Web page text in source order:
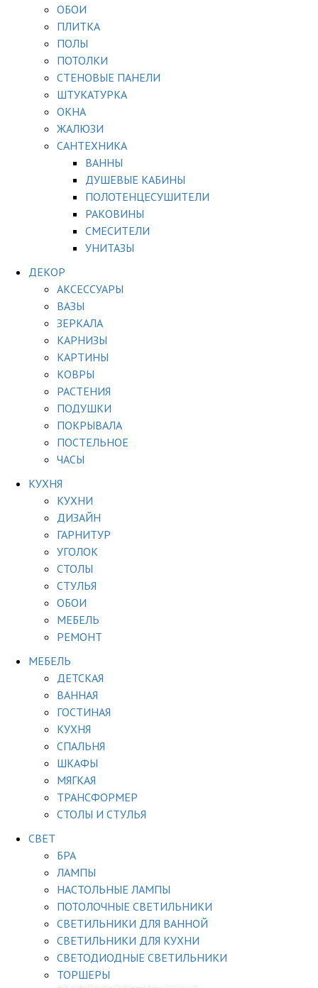
ОБОИ
ПЛИТКА
ПОЛЫ
ПОТОЛКИ
СТЕНОВЫЕ ПАНЕЛИ
ШТУКАТУРКА
ОКНА
ЖАЛЮЗИ
САНТЕХНИКА
ВАННЫ
ДУШЕВЫЕ КАБИНЫ
ПОЛОТЕНЦЕСУШИТЕЛИ
РАКОВИНЫ
СМЕСИТЕЛИ
УНИТАЗЫ
ДЕКОР
АКСЕССУАРЫ
ВАЗЫ
ЗЕРКАЛА
КАРНИЗЫ
КАРТИНЫ
КОВРЫ
РАСТЕНИЯ
ПОДУШКИ
ПОКРЫВАЛА
ПОСТЕЛЬНОЕ
ЧАСЫ
КУХНЯ
КУХНИ
ДИЗАЙН
ГАРНИТУР
УГОЛОК
СТОЛЫ
СТУЛЬЯ
ОБОИ
МЕБЕЛЬ
РЕМОНТ
МЕБЕЛЬ
ДЕТСКАЯ
ВАННАЯ
ГОСТИНАЯ
КУХНЯ
СПАЛЬНЯ
ШКАФЫ
МЯГКАЯ
ТРАНСФОРМЕР
СТОЛЫ И СТУЛЬЯ
СВЕТ
БРА
ЛАМПЫ
НАСТОЛЬНЫЕ ЛАМПЫ
ПОТОЛОЧНЫЕ СВЕТИЛЬНИКИ
СВЕТИЛЬНИКИ ДЛЯ ВАННОЙ
СВЕТИЛЬНИКИ ДЛЯ КУХНИ
СВЕТОДИОДНЫЕ СВЕТИЛЬНИКИ
ТОРШЕРЫ